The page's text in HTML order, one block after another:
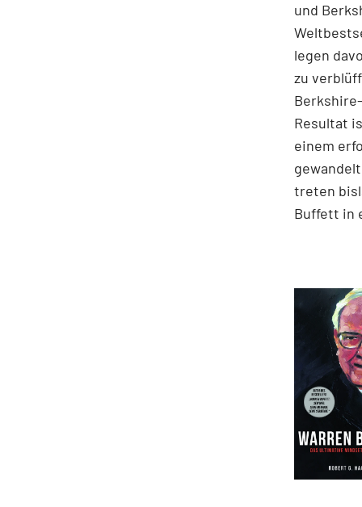
und
legen
zu
Resultat
einem
treten
Buffett in